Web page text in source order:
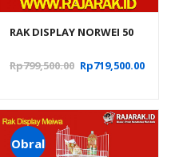
RAK DISPLAY NORWEI 50
Rp799,500.00 Harga
Rp799,500.00.
Rp719,500.00
Obral